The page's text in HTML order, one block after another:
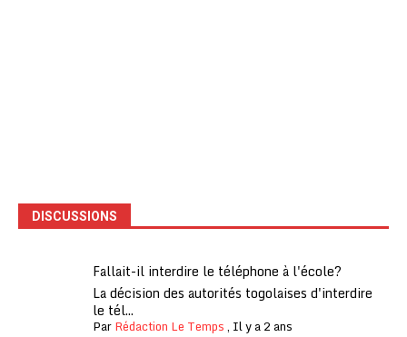
DISCUSSIONS
Fallait-il interdire le téléphone à l'école?
La décision des autorités togolaises d'interdire
le tél...
ParRédaction Le Temps, Il y a 2 ans